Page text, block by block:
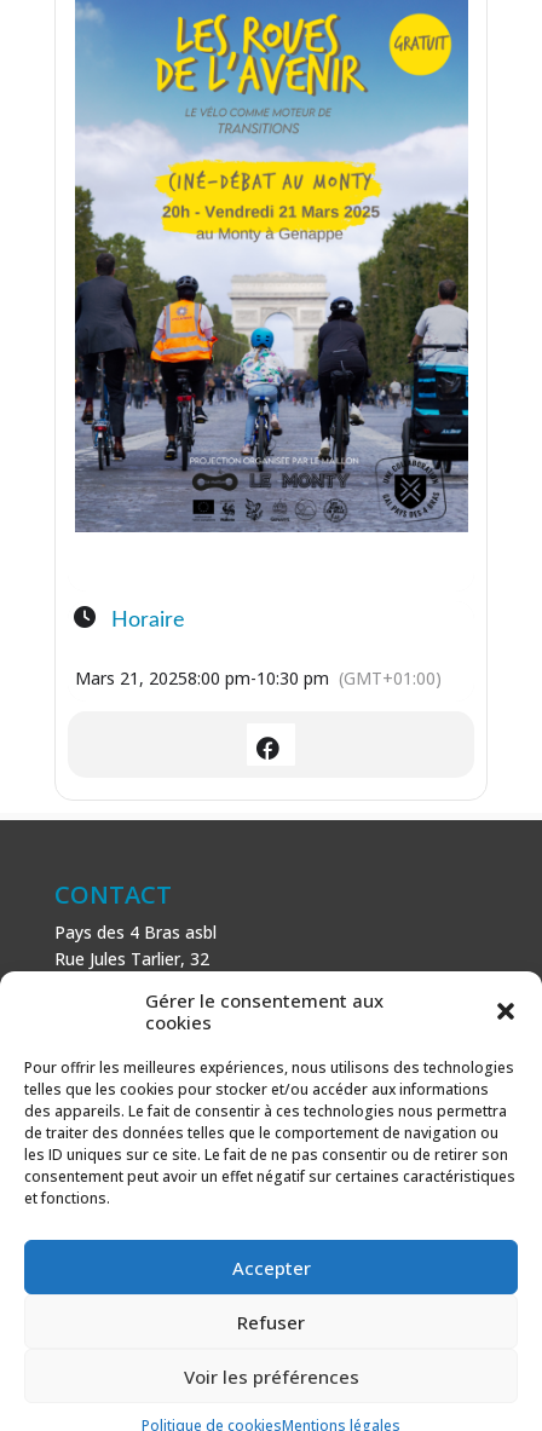
Gérer le consentement aux
cookies
Pour offrir les meilleures expériences, nous utilisons des technologies
telles que les cookies pour stocker et/ou accéder aux informations
des appareils. Le fait de consentir à ces technologies nous permettra
de traiter des données telles que le comportement de navigation ou
les ID uniques sur ce site. Le fait de ne pas consentir ou de retirer son
consentement peut avoir un effet négatif sur certaines caractéristiques
et fonctions.
Accepter
Refuser
Voir les préférences
Politique de cookiesMentions légales
Horaire
Mars 21, 20258:00 pm-10:30 pm (GMT+01:00)
CONTACT
Pays des 4 Bras asbl
Rue Jules Tarlier, 32
+32 (0)71 81 81 29
Mentions légales
Politique de cookies
AVEC LE SOUTIEN DE
Fonds européen agricole pour le développement rural :